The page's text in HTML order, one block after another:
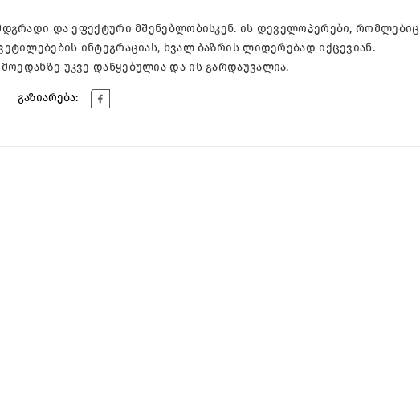
და ეფექტური მშენებლობისკენ. ის დეველოპერები, რომლებიც
ინტეგრაციას, ხვალ ბაზრის ლიდერებად იქცევიან.
უკვე დაწყებულია და ის გარდაუვალია.
გაზიარება: